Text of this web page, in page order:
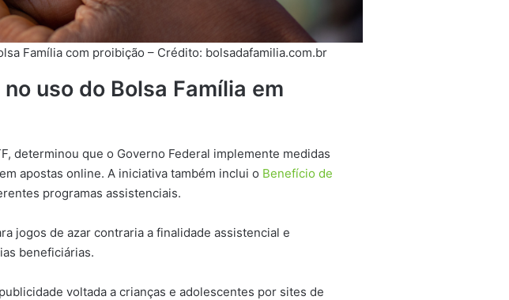
Família com proibição – Crédito: bolsadafamilia.com.br
uso do Bolsa Família em
determinou que o Governo Federal implemente medidas
apostas online. A iniciativa também inclui o Benefício de
programas assistenciais.
jogos de azar contraria a finalidade assistencial e
beneficiárias.
voltada a crianças e adolescentes por sites de